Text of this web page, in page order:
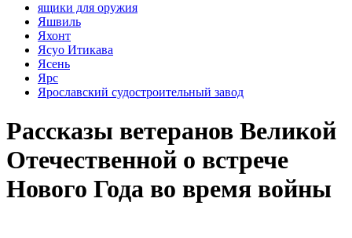
ящики для оружия
Яшвиль
Яхонт
Ясуо Итикава
Ясень
Ярс
Ярославский судостроительный завод
Рассказы ветеранов Великой
Отечественной о встрече
Нового Года во время войны